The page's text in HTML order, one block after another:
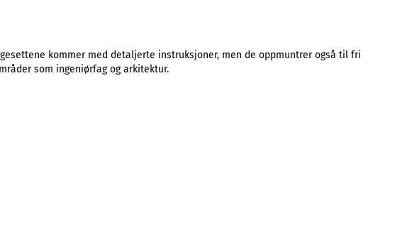
kommer med detaljerte instruksjoner, men de oppmuntrer også til fri
som ingeniørfag og arkitektur.